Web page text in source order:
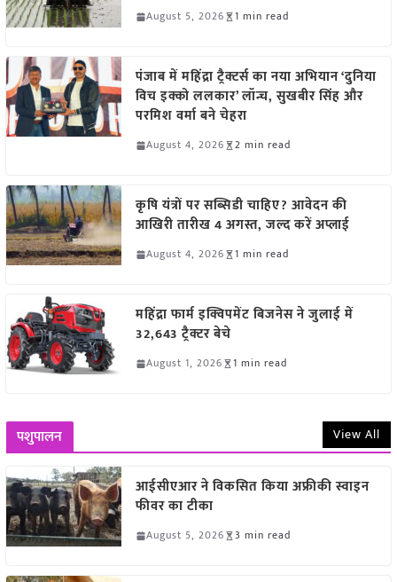
August 5, 2026 1 min read
पंजाब में महिंद्रा ट्रैक्टर्स का नया अभियान ‘दुनिया
विच इक्को ललकार’ लॉन्च, सुखबीर सिंह और
परमिश वर्मा बने चेहरा
August 4, 2026 2 min read
कृषि यंत्रों पर सब्सिडी चाहिए? आवेदन की
आखिरी तारीख 4 अगस्त, जल्द करें अप्लाई
August 4, 2026 1 min read
महिंद्रा फार्म इक्विपमेंट बिजनेस ने जुलाई में
32,643 ट्रैक्टर बेचे
August 1, 2026 1 min read
पशुपालन View All
आईसीएआर ने विकसित किया अफ्रीकी स्वाइन
फीवर का टीका
August 5, 2026 3 min read